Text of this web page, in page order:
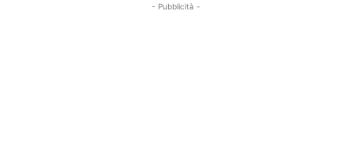
- Pubblicità -